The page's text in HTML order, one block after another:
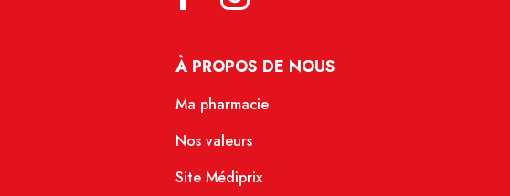
À PROPOS DE NOUS
Ma pharmacie
Nos valeurs
Site Médiprix